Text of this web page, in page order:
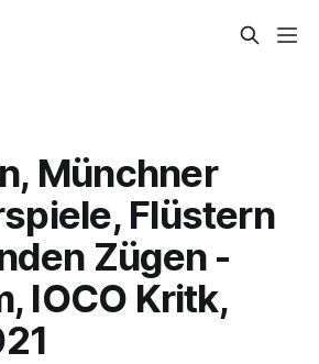
Münchner
Flüstern
Zügen -
IOCO Kritk,